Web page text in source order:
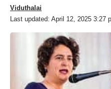
Last updated: April 12, 2025 3:27
Viduthalai